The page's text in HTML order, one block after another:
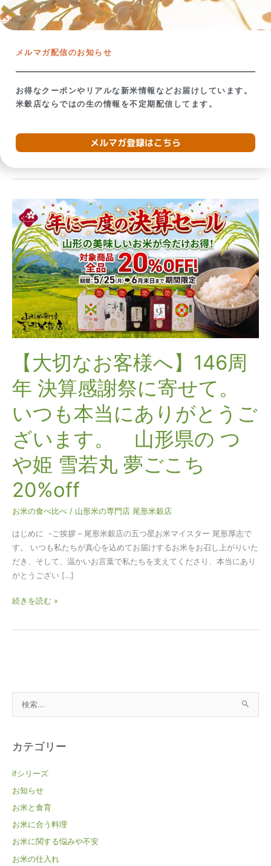
内
容
ネットショップ →
2026年5月
【大切なお客様へ】146周
年 決算感謝祭に寄せて。
いつも本当にありがとうご
ざいます。 山形県の つ
や姫 雪若丸 夢ごこち
20%off
お米の食べ比べ / 山形米の専門店 尾形米穀店
はじめに -ご挨拶 – 尾形米穀店の五つ星お米マイスター 尾形厚志で
す。 いつも私たちが真心を込めてお届けするお米をお召し上がりいた
だき、そして、温かいお言葉で私たちを支えてくださり、本当にあり
がとうござい […]
切
な
お
客
様
へ】
146
周
年
謝
に
せ
て。
い
つ
も
本
に
あ
り
が
と
山
つ
姫
雪
若
ご
こ
続きを読む »
象
カテゴリー
ifシリーズ
お知らせ
お米と食育
お米に合う料理
お米に関する悩みや不安
お米の仕入れ
メルマガ配信のお知らせ
お得なクーポンやリアルな新米情報などお届けしています。
米穀店ならではの生の情報を不定期配信してます。
メルマガ登録はこちら